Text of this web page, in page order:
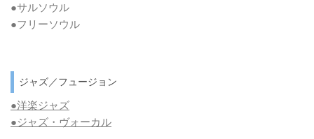
●サルソウル
●フリーソウル
ジャズ／フュージョン
●洋楽ジャズ
●ジャズ・ヴォーカル